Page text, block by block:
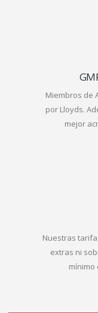
Miembros de
por Lloyds.
mejor
Nuestras
extras ni
mínimo